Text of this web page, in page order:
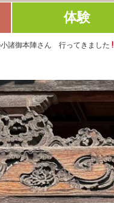
体験
小諸御本陣さん 行ってきました